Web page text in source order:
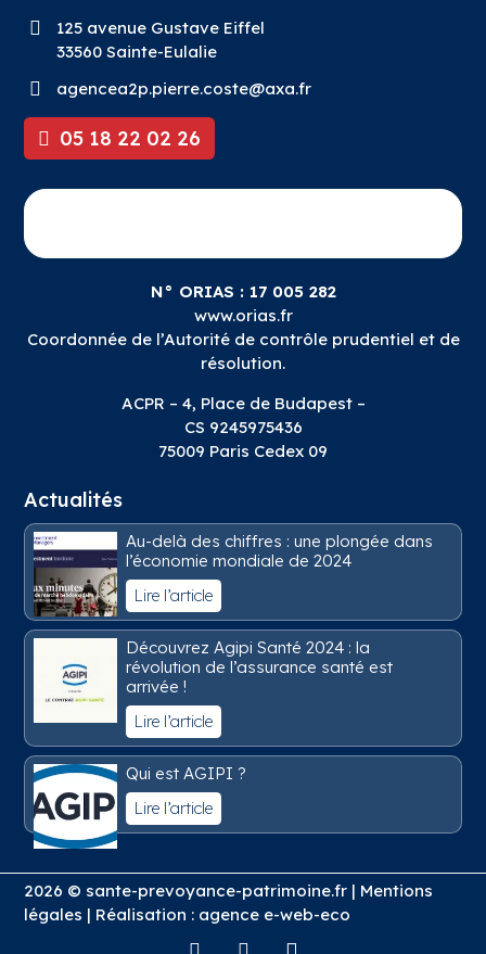
125 avenue Gustave Eiffel
33560 Sainte-Eulalie
agencea2p.pierre.coste@axa.fr
05 18 22 02 26
N° ORIAS : 17 005 282
www.orias.fr
Coordonnée de l’Autorité de contrôle prudentiel et de
résolution.
ACPR – 4, Place de Budapest –
CS 9245975436
75009 Paris Cedex 09
Actualités
Au-delà des chiffres : une plongée dans
l’économie mondiale de 2024
Lire l’article
Découvrez Agipi Santé 2024 : la
révolution de l’assurance santé est
arrivée !
Lire l’article
Qui est AGIPI ?
Lire l’article
2026 © sante-prevoyance-patrimoine.fr | Mentions
légales | Réalisation : agence e-web-eco